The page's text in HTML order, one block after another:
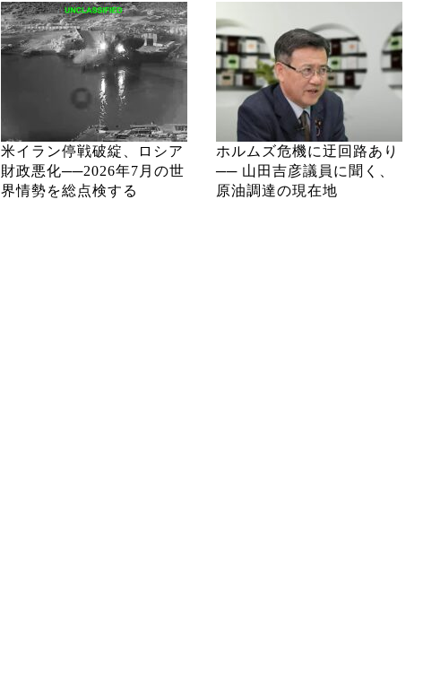
米イラン停戦破綻、ロシア
財政悪化──2026年7月の世
界情勢を総点検する
ホルムズ危機に迂回路あり
── 山田吉彦議員に聞く、
原油調達の現在地